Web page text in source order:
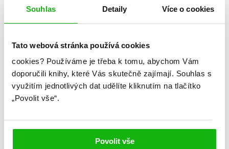
Souhlas Detaily Více o cookies
Tato webová stránka používá cookies
cookies? Používáme je třeba k tomu, abychom Vám
doporučili knihy, které Vás skutečně zajímají. Souhlas s
využitím jednotlivých dat udělíte kliknutím na tlačítko
„Povolit vše“.
Povolit vše
Série: Střípky času
Vzpomínky na zítřek
Petra Slováková